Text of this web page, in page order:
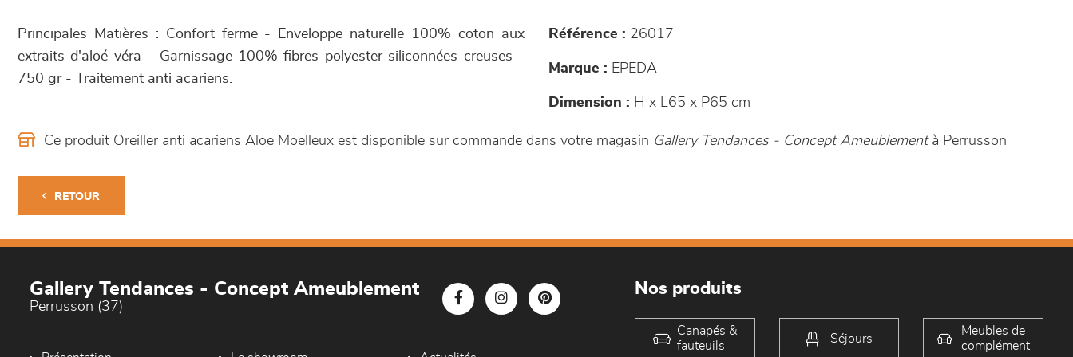
Principales Matières : Confort ferme - Enveloppe naturelle 100% coton aux
extraits d'aloé véra - Garnissage 100% fibres polyester siliconnées creuses -
750 gr - Traitement anti acariens.
Référence : 26017
Marque : EPEDA
Dimension : H x L65 x P65 cm
Ce produit Oreiller anti acariens Aloe Moelleux est disponible sur commande dans votre magasin Gallery Tendances - Concept Ameublement à Perrusson
RETOUR
Gallery Tendances - Concept Ameublement
Perrusson (37)
Nos produits
Canapés &
fauteuils
Séjours
Meubles de
complément